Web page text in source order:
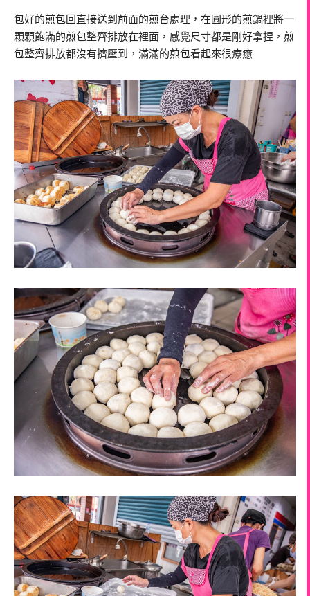
包好的煎包回直接送到前面的煎台處理，在圓形的煎鍋裡將一
顆顆飽滿的煎包整齊排放在裡面，感覺尺寸都是剛好拿捏，煎
包整齊排放都沒有擠壓到，滿滿的煎包看起來很療癒